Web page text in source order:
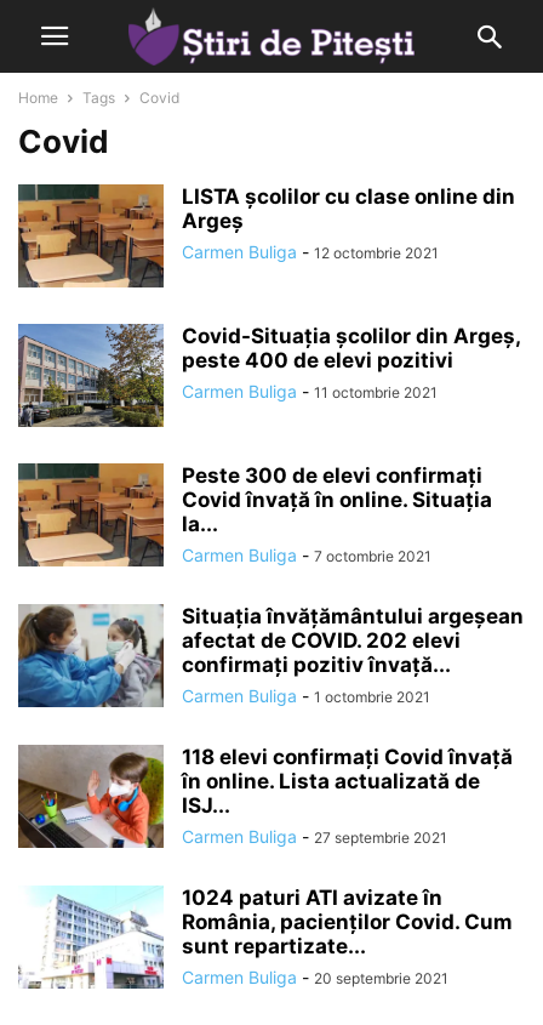
Home Tags Covid
Covid
LISTA școlilor cu clase online din
Argeș
Carmen Buliga - 12 octombrie 2021
Covid-Situația școlilor din Argeș,
peste 400 de elevi pozitivi
Carmen Buliga - 11 octombrie 2021
Peste 300 de elevi confirmați
Covid învață în online. Situația
la...
Carmen Buliga - 7 octombrie 2021
Situația învățământului argeșean
afectat de COVID. 202 elevi
confirmați pozitiv învață...
Carmen Buliga - 1 octombrie 2021
118 elevi confirmați Covid învață
în online. Lista actualizată de
ISJ...
Carmen Buliga - 27 septembrie 2021
1024 paturi ATI avizate în
România, pacienților Covid. Cum
sunt repartizate...
Carmen Buliga - 20 septembrie 2021